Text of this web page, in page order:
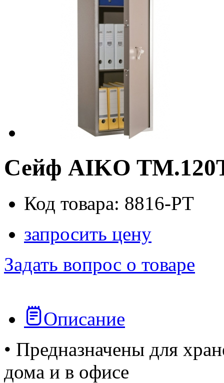
Сейф AIKO
Код товара: 8816-PT
запросить цену
Задать вопрос о товаре
Описание
• Предназначены для
дома и в офисе